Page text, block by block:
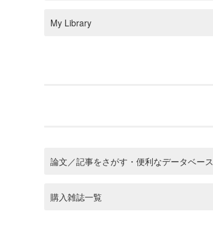
My Library
論文／記事をさがす・便利なデータベース
購入雑誌一覧